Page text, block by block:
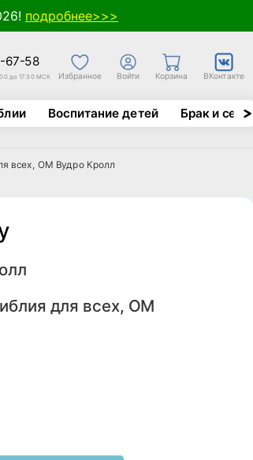
подробнее>>>
67-58
до 17:30 МСК Избранное Войти Корзина ВКонтакте
Воспитание детей Брак и семья
всех, ОМ Вудро Кролл
для всех, ОМ